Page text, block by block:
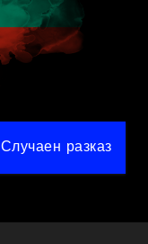
Случаен разказ